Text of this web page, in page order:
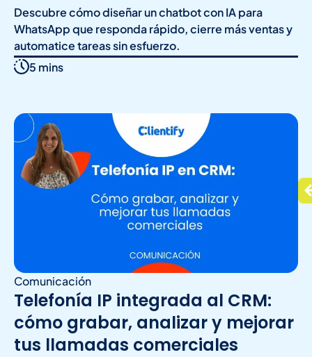
Descubre cómo diseñar un chatbot con IA para
WhatsApp que responda rápido, cierre más ventas y
automatice tareas sin esfuerzo.
5 mins
Comunicación
Telefonía IP integrada al CRM:
cómo grabar, analizar y mejorar
tus llamadas comerciales